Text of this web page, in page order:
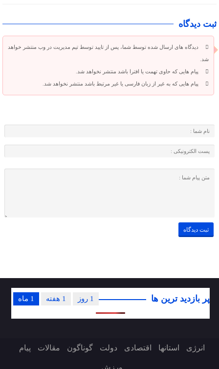
ثبت دیدگاه
دیدگاه های ارسال شده توسط شما، پس از تایید توسط تیم مدیریت در وب منتشر خواهد
شد.
پیام هایی که حاوی تهمت یا افترا باشد منتشر نخواهد شد.
پیام هایی که به غیر از زبان فارسی یا غیر مرتبط باشد منتشر نخواهد شد.
پر بازدید ترین ها 1 ماه 1 هفته 1 روز
انرژی استانها اقتصادی دولت گوناگون مقالات پیام
ورزش